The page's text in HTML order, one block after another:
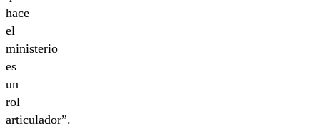
hace
el
ministerio
es
un
rol
articulador”.